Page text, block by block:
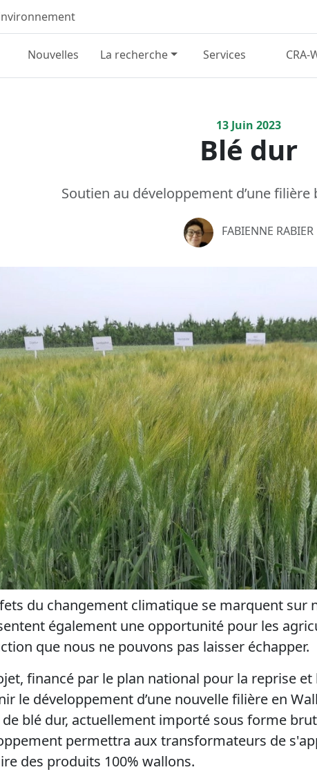
Nouvelles La recherche Services CRA-
13 Juin 2023
Blé dur
Soutien au développement d’une
FABIENNE RABIER
du changement climatique se marquent sur
également une opportunité pour les
que nous ne pouvons pas laisser échapper.
financé par le plan national pour la reprise et
le développement d’une nouvelle filière en
de blé dur, actuellement importé sous forme
permettra aux transformateurs de
des produits 100% wallons.